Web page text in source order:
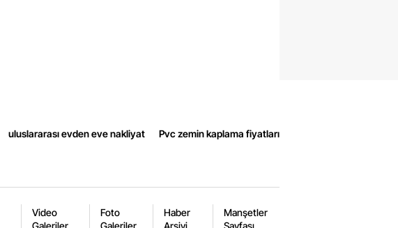
uluslararası evden eve nakliyat Pvc zemin kaplama fiyatları
Video
Galeriler
Foto
Galeriler
Haber
Arşivi
Manşetler
Sayfası